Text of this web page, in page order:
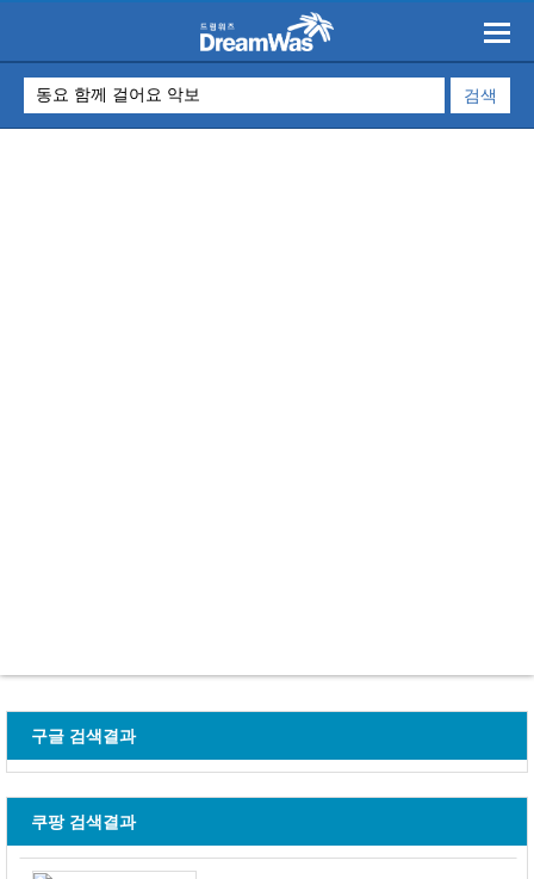
구글 검색결과
쿠팡 검색결과